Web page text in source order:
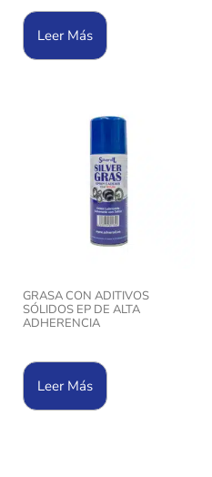
Leer Más
GRASA CON ADITIVOS
SÓLIDOS EP DE ALTA
ADHERENCIA
Leer Más